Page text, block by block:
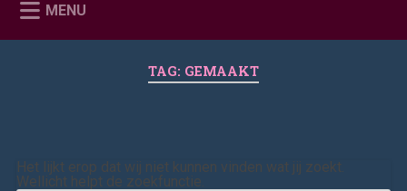
MENU
TAG: GEMAAKT
Het lijkt erop dat wij niet kunnen vinden wat jij zoekt.
Wellicht helpt de zoekfunctie.